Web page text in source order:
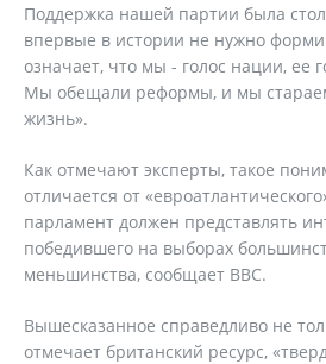
Поддержка нашей партии была
впервые в истории не нужно
означает, что мы - голос нации, ее
Мы обещали реформы, и мы
жизнь».
Как отмечают эксперты, такое
отличается от
парламент должен представлять
победившего на выборах
меньшинства, сообщает ВВС.
Вышесказанное справедливо не
отмечает британский ресурс,